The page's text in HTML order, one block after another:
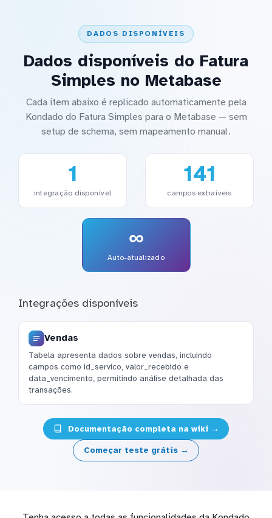
DADOS DISPONÍVEIS
Dados disponíveis do Fatura
Simples no Metabase
Cada item abaixo é replicado automaticamente pela
Kondado do Fatura Simples para o Metabase — sem
setup de schema, sem mapeamento manual.
1
integração disponível
141
campos extraíveis
∞
Auto-atualizado
Integrações disponíveis
Vendas
Tabela apresenta dados sobre vendas, incluindo
campos como id_servico, valor_recebido e
data_vencimento, permitindo análise detalhada das
transações.
Documentação completa na wiki →
Começar teste grátis →